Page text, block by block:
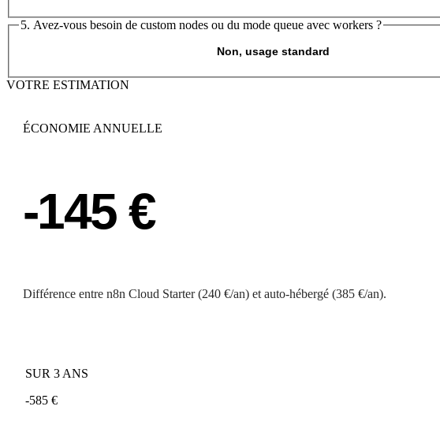
5. Avez-vous besoin de custom nodes ou du mode queue avec workers ?
Non, usage standard
VOTRE ESTIMATION
ÉCONOMIE ANNUELLE
-145 €
Différence entre n8n Cloud Starter (240 €/an) et auto-hébergé (385 €/an).
SUR 3 ANS
-585 €